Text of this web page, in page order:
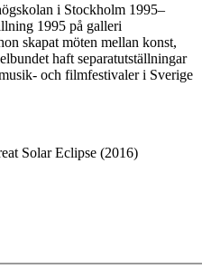
i Stockholm 1995–
1995 på galleri
skapat möten mellan konst,
haft separatutställningar
och filmfestivaler i Sverige
Solar Eclipse (2016)